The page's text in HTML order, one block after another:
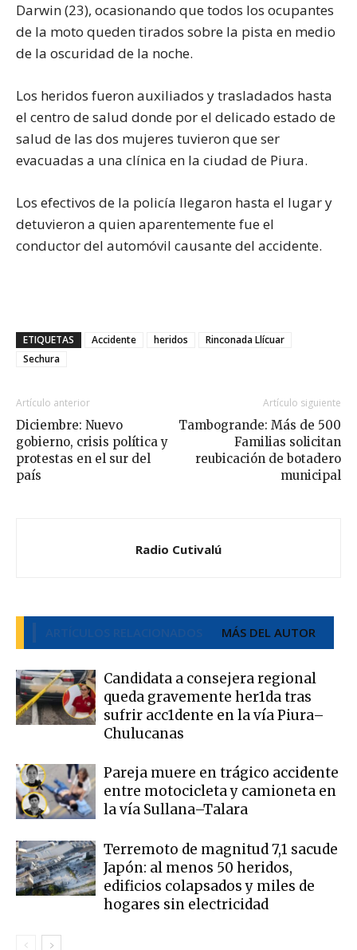
Darwin (23), ocasionando que todos los ocupantes
de la moto queden tirados sobre la pista en medio
de la oscuridad de la noche.
Los heridos fueron auxiliados y trasladados hasta
el centro de salud donde por el delicado estado de
salud de las dos mujeres tuvieron que ser
evacuadas a una clínica en la ciudad de Piura.
Los efectivos de la policía llegaron hasta el lugar y
detuvieron a quien aparentemente fue el
conductor del automóvil causante del accidente.
ETIQUETAS Accidente heridos
Rinconada Llícuar
Sechura
Artículo anterior
Diciembre: Nuevo
gobierno, crisis política y
protestas en el sur del
país
Artículo siguiente
Tambogrande: Más de 500
Familias solicitan
reubicación de botadero
municipal
Radio Cutivalú
ARTÍCULOS RELACIONADOS MÁS DEL AUTOR
Candidata a consejera regional
queda gravemente her1da tras
sufrir acc1dente en la vía Piura–
Chulucanas
Pareja muere en trágico accidente
entre motocicleta y camioneta en
la vía Sullana–Talara
Terremoto de magnitud 7,1 sacude
Japón: al menos 50 heridos,
edificios colapsados y miles de
hogares sin electricidad